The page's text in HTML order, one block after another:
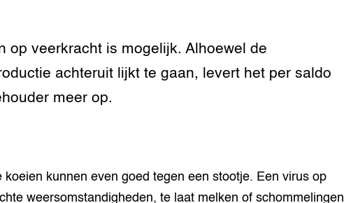
dierenwelzijn: het
in de
op veerkracht is mogelijk. Alhoewel de
achteruit lijkt te gaan, levert het per saldo
meer op.
koeien kunnen even goed tegen een stootje. Een virus op
weersomstandigheden, te laat melken of schommelingen